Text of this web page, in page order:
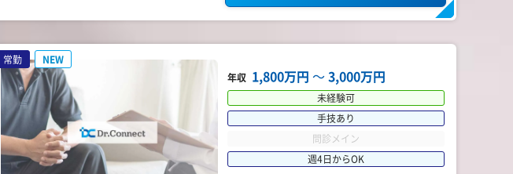
常勤
NEW
年収 1,800万円 〜3,000万円
未経験可
手技あり
問診メイン
週4日からOK